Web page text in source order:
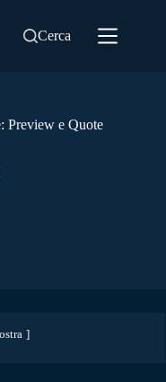
Cerca
Preview e Quote